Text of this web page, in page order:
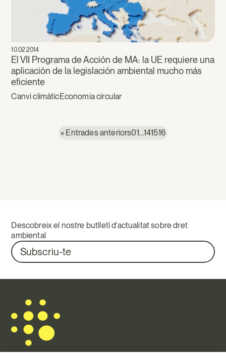
10.02.2014
El VII Programa de Acción de MA: la UE requiere una
aplicación de la legislación ambiental mucho más
eficiente
Canvi climàticEconomia circular
« Entrades anteriors01…141516
Descobreix el nostre butlletí d’actualitat sobre dret
ambiental
Subscriu-te